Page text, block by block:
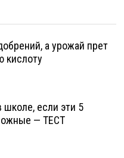
а урожай прет
кислоту
школе, если эти 5
— ТЕСТ